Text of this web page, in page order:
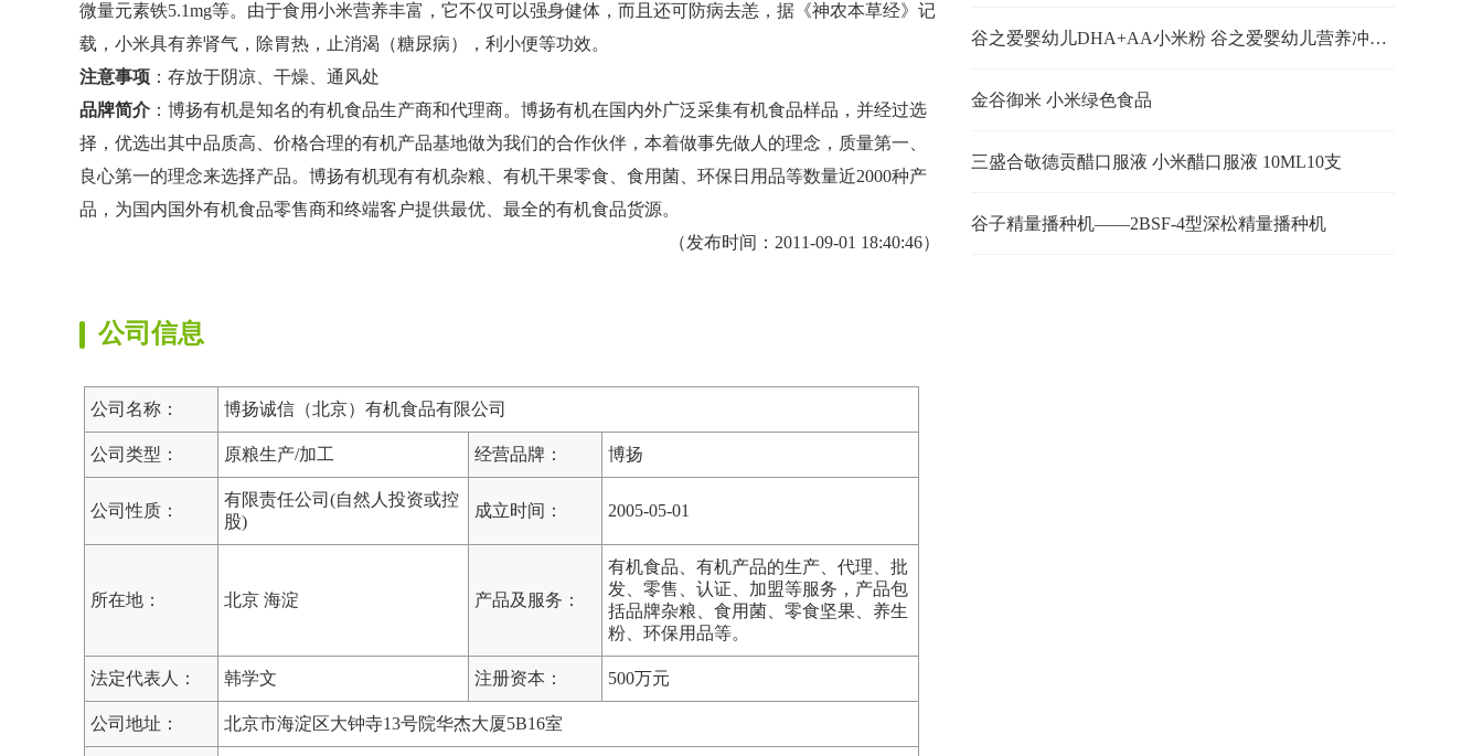
微量元素铁5.1mg等。由于食用小米营养丰富，它不仅可以强身健体，而且还可防病去恙，据《神农本草经》记
载，小米具有养肾气，除胃热，止消渴（糖尿病），利小便等功效。
注意事项 ：存放于阴凉、干燥、通风处
品牌简介 ：博扬有机是知名的有机食品生产商和代理商。博扬有机在国内外广泛采集有机食品样品，并经过选
择，优选出其中品质高、价格合理的有机产品基地做为我们的合作伙伴，本着做事先做人的理念，质量第一、
良心第一的理念来选择产品。博扬有机现有有机杂粮、有机干果零食、食用菌、环保日用品等数量近2000种产
品，为国内国外有机食品零售商和终端客户提供最优、最全的有机食品货源。
（发布时间：2011-09-01 18:40:46）
公司信息
公司名称： 博扬诚信（北京）有机食品有限公司
公司类型： 原粮生产/加工 经营品牌： 博扬
公司性质：
有限责任公司(自然人投资或控
股)
成立时间： 2005-05-01
所在地： 北京 海淀 产品及服务：
有机食品、有机产品的生产、代理、批
发、零售、认证、加盟等服务，产品包
括品牌杂粮、食用菌、零食坚果、养生
粉、环保用品等。
法定代表人： 韩学文 注册资本： 500万元
公司地址： 北京市海淀区大钟寺13号院华杰大厦5B16室
谷之爱婴幼儿DHA+AA小米粉 谷之爱婴幼儿营养冲饮 360g
金谷御米 小米绿色食品
三盛合敬德贡醋口服液 小米醋口服液 10ML10支
谷子精量播种机——2BSF-4型深松精量播种机